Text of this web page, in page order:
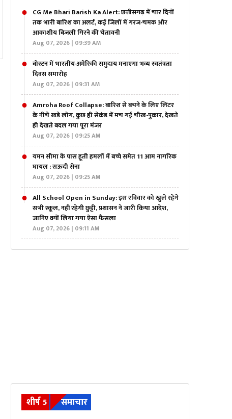
CG Me Bhari Barish Ka Alert: छत्तीसगढ़ में चार दिनों
तक भारी बारिश का अलर्ट, कई जिलों में गरज-चमक और
आकाशीय बिजली गिरने की चेतावनी
Aug 07, 2026 | 09:39 AM
बोस्टन में भारतीय-अमेरिकी समुदाय मनाएगा भव्य स्वतंत्रता
दिवस समारोह
Aug 07, 2026 | 09:31 AM
Amroha Roof Collapse: बारिश से बचने के लिए लिंटर
के नीचे खड़े लोग, कुछ ही सेकंड में मच गई चीख-पुकार, देखते
ही देखते बदल गया पूरा मंजर
Aug 07, 2026 | 09:25 AM
यमन सीमा के पास हूती हमलों में बच्चे समेत 11 आम नागरिक
घायल : सऊदी सेना
Aug 07, 2026 | 09:25 AM
All School Open in Sunday: इस रविवार को खुले रहेंगे
सभी स्कूल, नहीं रहेगी छुट्टी, प्रशासन ने जारी किया आदेश,
जानिए क्यों लिया गया ऐसा फैसला
Aug 07, 2026 | 09:11 AM
शीर्ष 5 समाचार